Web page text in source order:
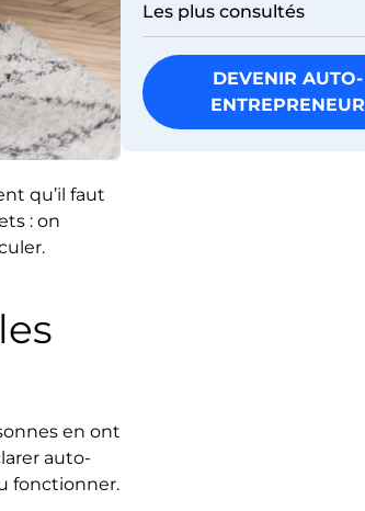
qu’il faut
: on
en ont
auto-
fonctionner.
Les plus consultés
DEVENIR AUTO-
ENTREPRENEUR